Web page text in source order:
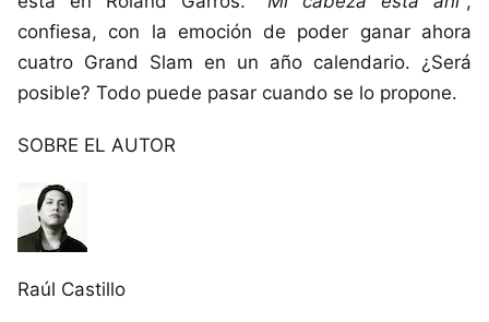
confiesa, con la emoción de poder ganar ahora
cuatro Grand Slam en un año calendario. ¿Será
posible? Todo puede pasar cuando se lo propone.
SOBRE EL AUTOR
Raúl Castillo